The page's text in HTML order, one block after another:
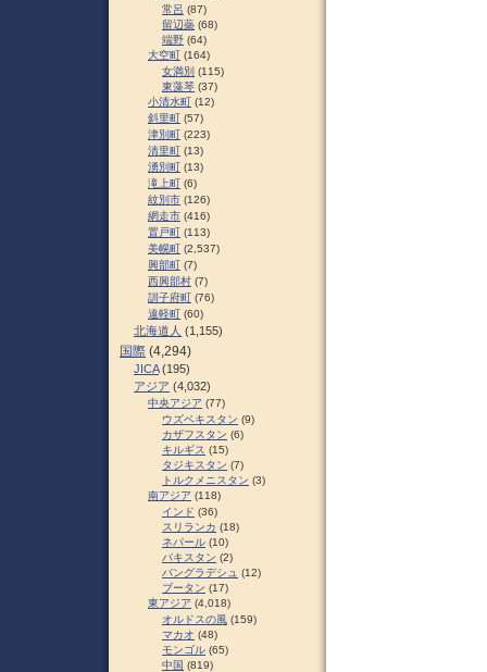
常呂 (87)
留辺蘂 (68)
端野 (64)
大空町 (164)
女満別 (115)
東藻琴 (37)
小清水町 (12)
斜里町 (57)
津別町 (223)
清里町 (13)
湧別町 (13)
滝上町 (6)
紋別市 (126)
網走市 (416)
置戸町 (113)
美幌町 (2,537)
興部町 (7)
西興部村 (7)
訓子府町 (76)
遠軽町 (60)
北海道人 (1,155)
国際 (4,294)
JICA(195)
アジア (4,032)
中央アジア (77)
ウズベキスタン (9)
カザフスタン (6)
キルギス (15)
タジキスタン (7)
トルクメニスタン (3)
南アジア (118)
インド (36)
スリランカ (18)
ネパール (10)
パキスタン (2)
バングラデシュ (12)
ブータン (17)
東アジア (4,018)
オルドスの風 (159)
マカオ (48)
モンゴル (65)
中国 (819)